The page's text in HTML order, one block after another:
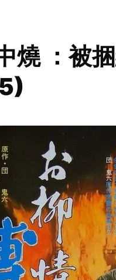
燒 ：被